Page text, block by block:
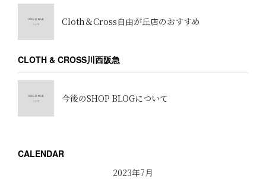
Cloth＆Cross自由が丘店のおすすめ
CLOTH & CROSS川西阪急
今後のSHOP BLOGについて
CALENDAR
2023年7月